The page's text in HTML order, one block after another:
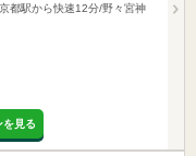
都駅から快速12分/野々宮神
を見る